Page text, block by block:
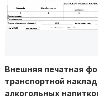
Внешняя печатная
транспортной
алкогольных